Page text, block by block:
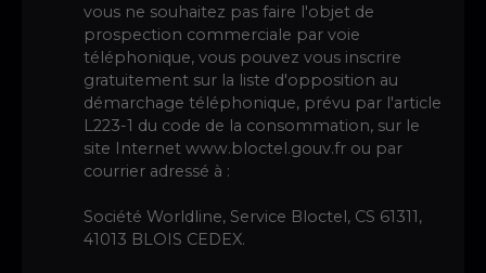
vous ne souhaitez pas faire l'objet de
prospection commerciale par voie
téléphonique, vous pouvez vous inscrire
gratuitement sur la liste d'opposition au
démarchage téléphonique, prévu par l'article
L223-1 du code de la consommation, sur le
site Internet www.bloctel.gouv.fr ou par
courrier adressé à :
Société Worldline, Service Bloctel, CS 61311,
41013 BLOIS CEDEX.